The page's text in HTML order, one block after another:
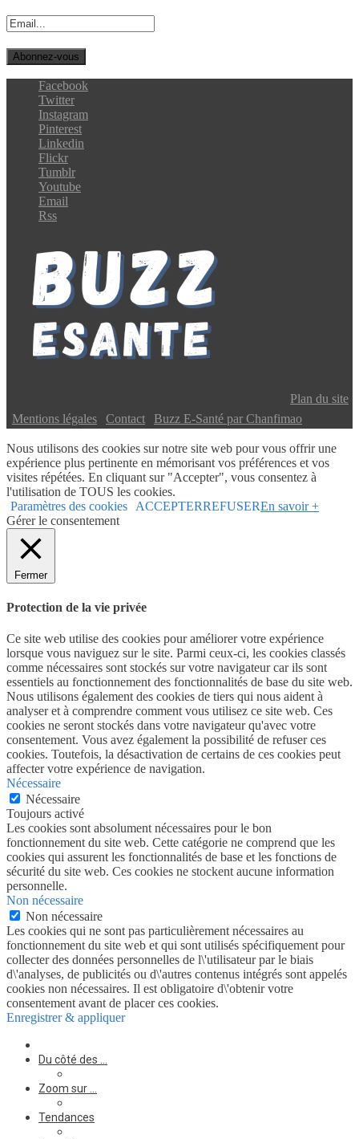
Facebook
Twitter
Instagram
Pinterest
Linkedin
Flickr
Tumblr
Youtube
Email
Rss
Plan du site
Mentions légales Contact Buzz E-Santé par Chanfimao
Nous utilisons des cookies sur notre site web pour vous offrir une
expérience plus pertinente en mémorisant vos préférences et vos
visites répétées. En cliquant sur "Accepter", vous consentez à
l'utilisation de TOUS les cookies.
Paramètres des cookies
ACCEPTERREFUSEREn savoir +
Gérer le consentement
Fermer
Protection de la vie privée
Ce site web utilise des cookies pour améliorer votre expérience
lorsque vous naviguez sur le site. Parmi ceux-ci, les cookies classés
comme nécessaires sont stockés sur votre navigateur car ils sont
essentiels au fonctionnement des fonctionnalités de base du site web.
Nous utilisons également des cookies de tiers qui nous aident à
analyser et à comprendre comment vous utilisez ce site web. Ces
cookies ne seront stockés dans votre navigateur qu'avec votre
consentement. Vous avez également la possibilité de refuser ces
cookies. Toutefois, la désactivation de certains de ces cookies peut
affecter votre expérience de navigation.
Nécessaire
Nécessaire
Toujours activé
Les cookies sont absolument nécessaires pour le bon
fonctionnement du site web. Cette catégorie ne comprend que les
cookies qui assurent les fonctionnalités de base et les fonctions de
sécurité du site web. Ces cookies ne stockent aucune information
personnelle.
Non nécessaire
Non nécessaire
Les cookies qui ne sont pas particulièrement nécessaires au
fonctionnement du site web et qui sont utilisés spécifiquement pour
collecter des données personnelles de l\'utilisateur par le biais
d\'analyses, de publicités ou d\'autres contenus intégrés sont appelés
cookies non nécessaires. Il est obligatoire d\'obtenir votre
consentement avant de placer ces cookies.
Enregistrer & appliquer
Du côté des …
Zoom sur …
Tendances